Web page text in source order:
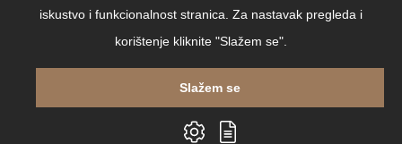
Copyright © 2026 Čitaj Knjigu
iskustvo i funkcionalnost stranica. Za nastavak pregleda i
korištenje kliknite "Slažem se".
Slažem se